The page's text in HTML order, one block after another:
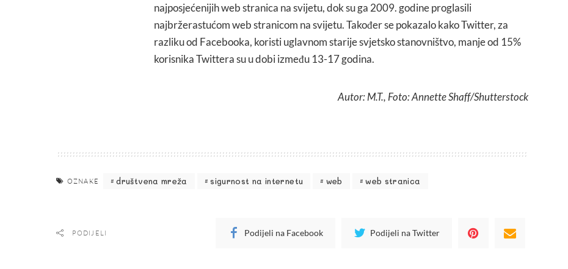
najposjećenijih web stranica na svijetu, dok su ga 2009. godine proglasili
najbržerastućom web stranicom na svijetu. Također se pokazalo kako Twitter, za
razliku od Facebooka, koristi uglavnom starije svjetsko stanovništvo, manje od 15%
korisnika Twittera su u dobi između 13-17 godina.
Autor: M.T., Foto: Annette Shaff/Shutterstock
OZNAKE društvena mreža sigurnost na internetu web web stranica
PODIJELI Podijeli na Facebook Podijeli na Twitter